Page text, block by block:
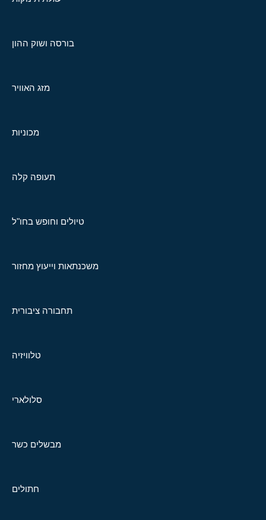
בורסה ושוק ההון
מזג האוויר
מכוניות
תעופה קלה
טיולים וחופש בחו"ל
משכנתאות וייעוץ מחזור
תחבורה ציבורית
טלוויזיה
סלולארי
מבשלים כשר
חתולים